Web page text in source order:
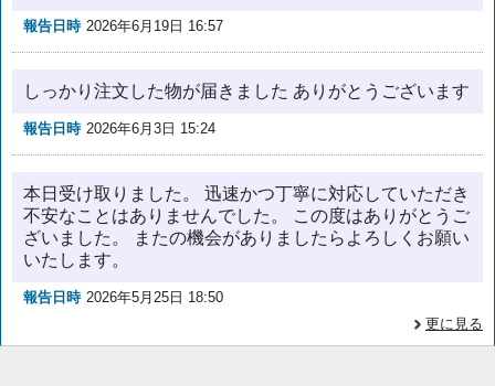
報告日時 2026年6月19日 16:57
しっかり注文した物が届きました ありがとうございます
報告日時 2026年6月3日 15:24
本日受け取りました。 迅速かつ丁寧に対応していただき
不安なことはありませんでした。 この度はありがとうご
ざいました。 またの機会がありましたらよろしくお願い
いたします。
報告日時 2026年5月25日 18:50
更に見る